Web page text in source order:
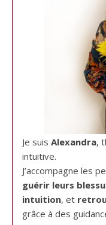
Je suis Alexandra,
intuitive.
J’accompagne les
guérir leurs
intuition, et
grâce à des